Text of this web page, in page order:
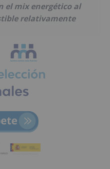
el mix energético al
relativamente